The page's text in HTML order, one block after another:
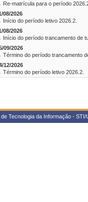
Re-matrícula para o período
08/2026
Início do período letivo 2026.2.
08/2026
Início do período trancamento de
09/2026
Término do período trancamento
12/2026
Término do período letivo 2026.2.
Tecnologia da Informação -